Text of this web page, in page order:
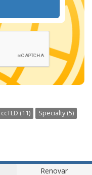
ccTLD (11)
Specialty (5)
Renovar